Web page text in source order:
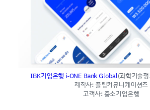
IBK기업은행 i-ONE Bank Global(과학기술
제작사: 플립커뮤니케이션즈
고객사: 중소기업은행